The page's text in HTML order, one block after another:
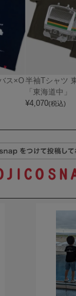
ス×O半袖Tシャツ
「東海道中」
¥4,070(税込)